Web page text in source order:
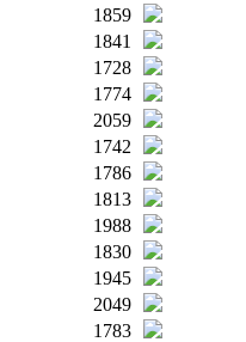
1859
1841
1728
1774
2059
1742
1786
1813
1988
1830
1945
2049
1783